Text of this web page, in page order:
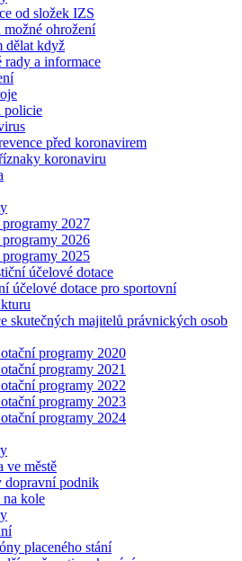
od složek IZS
možné ohrožení
dělat když
rady a informace
policie
před koronavirem
koronaviru
2027
2026
2025
účelové dotace
účelové dotace pro sportovní
skutečných majitelů právnických osob
programy 2020
programy 2021
programy 2022
programy 2023
programy 2024
ve městě
dopravní podnik
kole
placeného stání